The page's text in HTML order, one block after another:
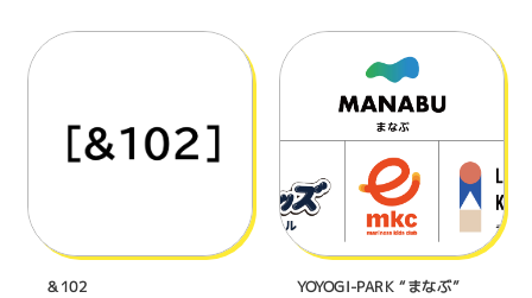
＆102 YOYOGI-PARK “まなぶ”